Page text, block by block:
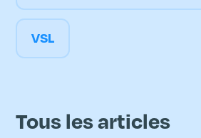
VSL
Tous les articles